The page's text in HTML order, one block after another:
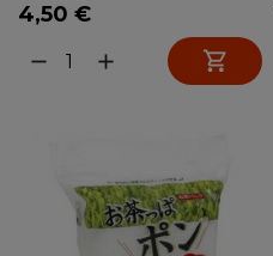
4,50 €
remove add 